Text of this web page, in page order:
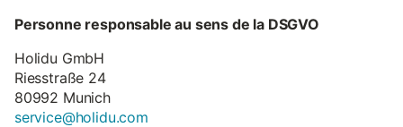
Personne responsable au sens de la DSGVO
Holidu GmbH
Riesstraße 24
80992 Munich
service@holidu.com